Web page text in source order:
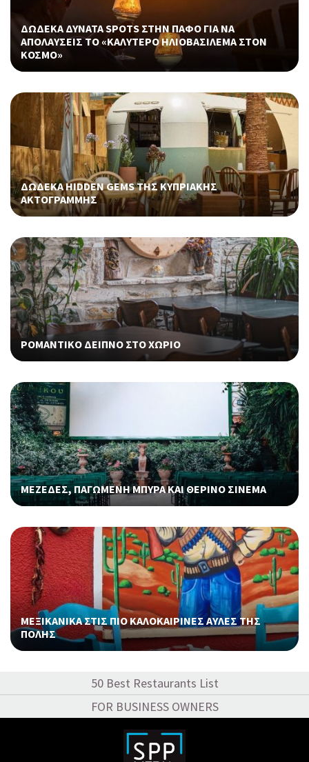
ΔΩΔΕΚΑ ΔΥΝΑΤΑ SPOTS ΣΤΗΝ ΠΑΦΟ ΓΙΑ ΝΑ
ΑΠΟΛΑΥΣΕΙΣ ΤΟ «ΚΑΛΥΤΕΡΟ ΗΛΙΟΒΑΣΙΛΕΜΑ ΣΤΟΝ
ΚΟΣΜΟ»
ΔΩΔΕΚΑ HIDDEN GEMS ΤΗΣ ΚΥΠΡΙΑΚΗΣ
ΑΚΤΟΓΡΑΜΜΗΣ
ΡΟΜΑΝΤΙΚΟ ΔΕΙΠΝΟ ΣΤΟ ΧΩΡΙΟ
ΜΕΖΕΔΕΣ, ΠΑΓΩΜΕΝΗ ΜΠΥΡΑ ΚΑΙ ΘΕΡΙΝΟ ΣΙΝΕΜΑ
ΜΕΞΙΚΑΝΙΚΑ ΣΤΙΣ ΠΙΟ ΚΑΛΟΚΑΙΡΙΝΕΣ ΑΥΛΕΣ ΤΗΣ
ΠΟΛΗΣ
50 Best Restaurants List
FOR BUSINESS OWNERS